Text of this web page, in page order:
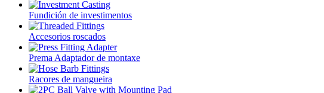
Fundición de investimentos
Accesorios roscados
Prema Adaptador de montaxe
Racores de mangueira